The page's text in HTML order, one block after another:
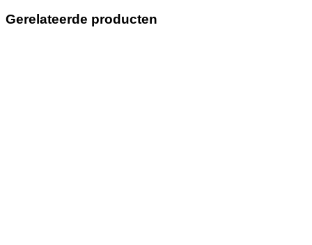
Gerelateerde producten